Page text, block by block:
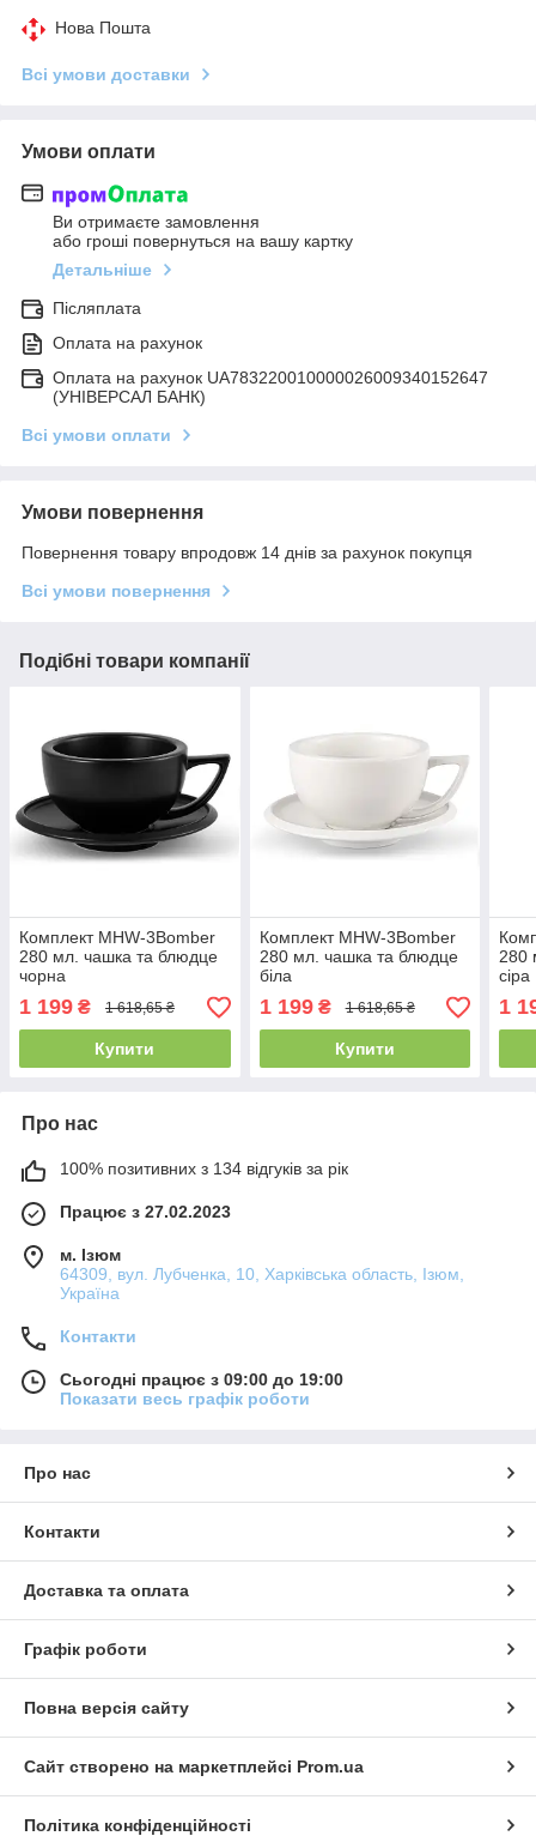
Нова Пошта
Всі умови доставки
Умови оплати
Ви отримаєте замовлення
або гроші повернуться на вашу картку
Детальніше
Післяплата
Оплата на рахунок
Оплата на рахунок UA783220010000026009340152647
(УНІВЕРСАЛ БАНК)
Всі умови оплати
Умови повернення
Повернення товару впродовж 14 днів за рахунок покупця
Всі умови повернення
Подібні товари компанії
Комплект MHW-3Bomber
280 мл. чашка та блюдце
чорна
1 199 ₴ 1 618,65 ₴
Купити
Комплект MHW-3Bomber
280 мл. чашка та блюдце
біла
1 199₴ 1 618,65 ₴
Купити
280
сіра
1
Про нас
100% позитивних з 134 відгуків за рік
Працює з 27.02.2023
м. Ізюм
64309, вул. Лубченка, 10, Харківська область, Ізюм,
Україна
Контакти
Сьогодні працює з 09:00 до 19:00
Показати весь графік роботи
Про нас
Контакти
Доставка та оплата
Графік роботи
Повна версія сайту
Сайт створено на маркетплейсі Prom.ua
Політика конфіденційності